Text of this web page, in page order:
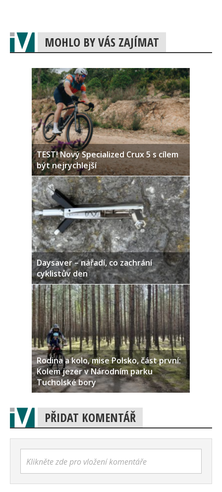
MOHLO BY VÁS ZAJÍMAT
TEST! Nový Specialized Crux 5 s cílem
být nejrychlejší
Daysaver – nářadí, co zachrání
cyklistův den
Rodina a kolo, mise Polsko, část první:
Kolem jezer v Národním parku
Tucholské bory
PŘIDAT KOMENTÁŘ
Klikněte zde pro vložení komentáře